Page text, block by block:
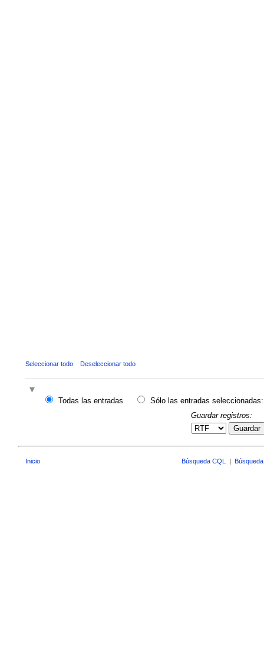
Seleccionar todo Deseleccionar todo
Todas las entradas
Sólo las entradas seleccionadas:
Guardar registros:
Guardar
Inicio Búsqueda CQL